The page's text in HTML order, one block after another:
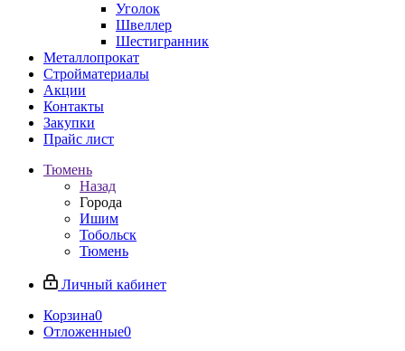
Уголок
Швеллер
Шестигранник
Металлопрокат
Стройматериалы
Акции
Контакты
Закупки
Прайс лист
Тюмень
Назад
Города
Ишим
Тобольск
Тюмень
Личный кабинет
Корзина0
Отложенные0